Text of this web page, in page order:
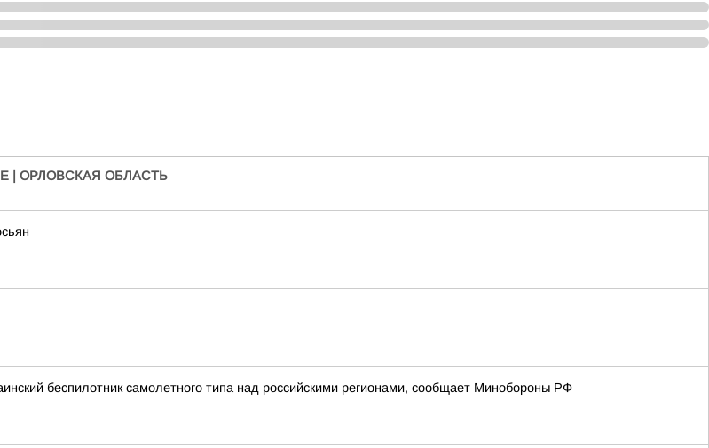
| ОРЛОВСКАЯ ОБЛАСТЬ
беспилотник самолетного типа над российскими регионами, сообщает Минобороны РФ